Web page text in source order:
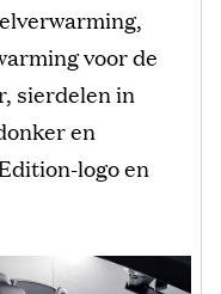
voor de
sierdelen in
en
logo en